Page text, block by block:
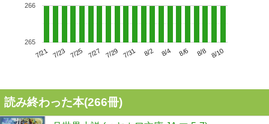
7/21 7/23 7/25 7/27 7/29 7/31 8/2 8/4 8/6 8/8 8/10
265
266
読み終わった本(266冊)